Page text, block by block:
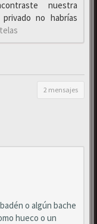
nuestra
no habrías
2 mensajes
o algún bache
hueco o un